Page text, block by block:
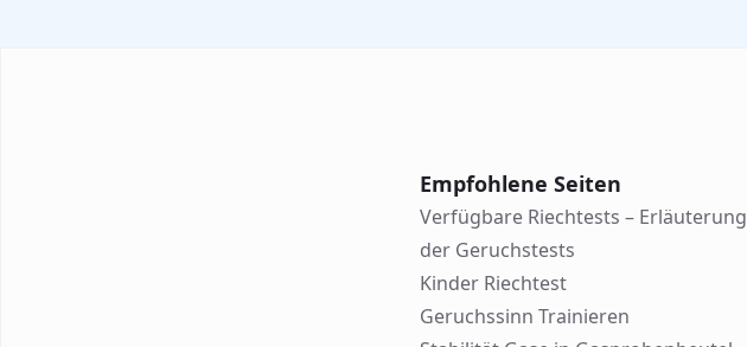
Empfohlene Seiten
Verfügbare Riechtests – Erläuterung
der Geruchstests
Kinder Riechtest
Geruchssinn Trainieren